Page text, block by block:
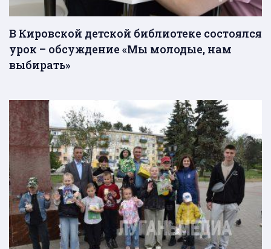
В Кировской детской библиотеке состоялся
урок – обсуждение «Мы молодые, нам
выбирать»